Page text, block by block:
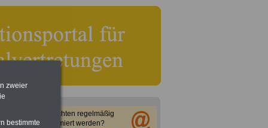
Sie möchten regelmäßig
informiert werden?
zweier
bestimmte